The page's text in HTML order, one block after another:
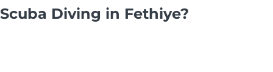
Scuba Diving in Fethiye?